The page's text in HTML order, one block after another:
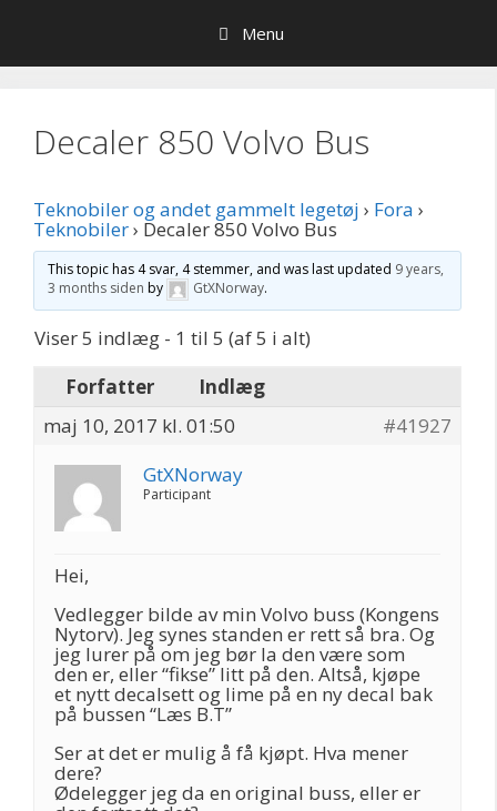
indhold
Menu
Decaler 850 Volvo Bus
Teknobiler og andet gammelt legetøj › Fora ›
Teknobiler› Decaler 850 Volvo Bus
This topic has 4 svar, 4 stemmer, and was last updated 9 years,
3 months siden by GtXNorway.
Viser 5 indlæg - 1 til 5 (af 5 i alt)
Forfatter
Indlæg
maj 10, 2017 kl. 01:50
#41927
GtXNorway
Participant
Hei,
Vedlegger bilde av min Volvo buss (Kongens
Nytorv). Jeg synes standen er rett så bra. Og
jeg lurer på om jeg bør la den være som
den er, eller “fikse” litt på den. Altså, kjøpe
et nytt decalsett og lime på en ny decal bak
på bussen “Læs B.T”
Ser at det er mulig å få kjøpt. Hva mener
dere?
Ødelegger jeg da en original buss, eller er